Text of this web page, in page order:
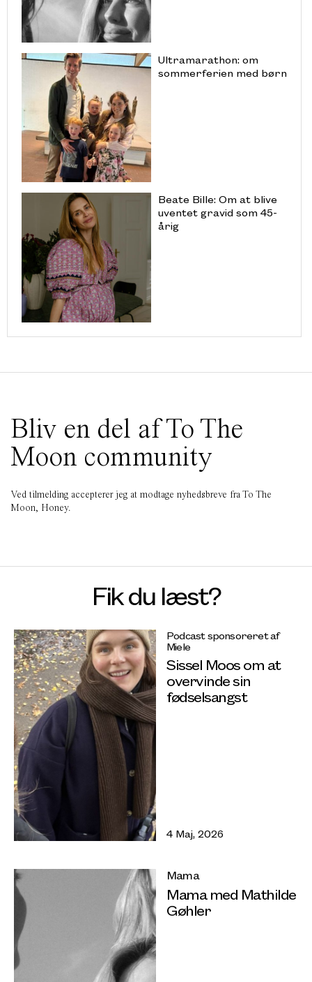
Ultramarathon: om
sommerferien med børn
Beate Bille: Om at blive
uventet gravid som 45-
årig
Bliv en del af To The
Moon community
Ved tilmelding accepterer jeg at modtage nyhedsbreve fra To The
Moon, Honey.
Fik du læst?
Podcast sponsoreret af
Miele
Sissel Moos om at
overvinde sin
fødselsangst
4 Maj, 2026
Mama
Mama med Mathilde
Gøhler